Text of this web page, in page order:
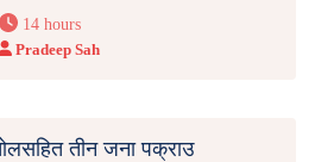
14 hours
Pradeep Sah
तीन जना पक्राउ